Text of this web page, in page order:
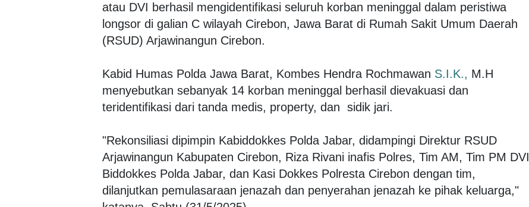
atau DVI berhasil mengidentifikasi seluruh korban meninggal dalam peristiwa
longsor di galian C wilayah Cirebon, Jawa Barat di Rumah Sakit Umum Daerah
(RSUD) Arjawinangun Cirebon.
Kabid Humas Polda Jawa Barat, Kombes Hendra Rochmawan S.I.K., M.H
menyebutkan sebanyak 14 korban meninggal berhasil dievakuasi dan
teridentifikasi dari tanda medis, property, dan sidik jari.
"Rekonsiliasi dipimpin Kabiddokkes Polda Jabar, didampingi Direktur RSUD
Arjawinangun Kabupaten Cirebon, Riza Rivani inafis Polres, Tim AM, Tim PM DVI
Biddokkes Polda Jabar, dan Kasi Dokkes Polresta Cirebon dengan tim,
dilanjutkan pemulasaraan jenazah dan penyerahan jenazah ke pihak keluarga,"